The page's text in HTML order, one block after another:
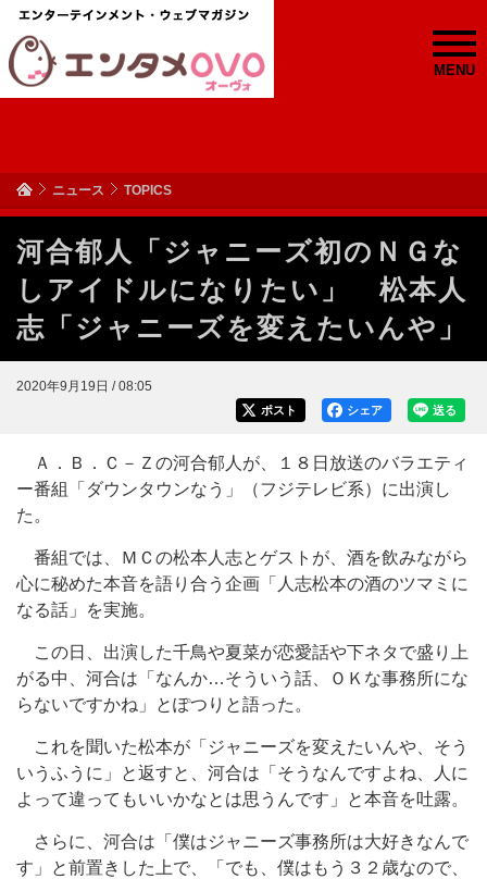
MENU
ニュース TOPICS
河合郁人「ジャニーズ初のＮＧな
しアイドルになりたい」 松本人
志「ジャニーズを変えたいんや」
2020年9月19日 / 08:05
送る
シェア
ポスト
Ａ．Ｂ．Ｃ－Ｚの河合郁人が、１８日放送のバラエティ
ー番組「ダウンタウンなう」（フジテレビ系）に出演し
た。
番組では、ＭＣの松本人志とゲストが、酒を飲みながら
心に秘めた本音を語り合う企画「人志松本の酒のツマミに
なる話」を実施。
この日、出演した千鳥や夏菜が恋愛話や下ネタで盛り上
がる中、河合は「なんか…そういう話、ＯＫな事務所にな
らないですかね」とぽつりと語った。
これを聞いた松本が「ジャニーズを変えたいんや、そう
いうふうに」と返すと、河合は「そうなんですよね、人に
よって違ってもいいかなとは思うんです」と本音を吐露。
さらに、河合は「僕はジャニーズ事務所は大好きなんで
す」と前置きした上で、「でも、僕はもう３２歳なので、